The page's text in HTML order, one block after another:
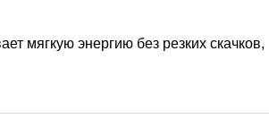
мягкую энергию без резких скачков,